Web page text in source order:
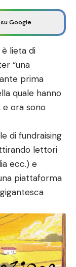
Google
è lieta di
“una
prima
quale hanno
ora sono
di fundraising
lettori
ecc.) e
piattaforma